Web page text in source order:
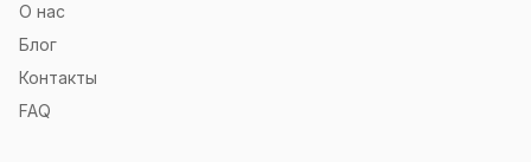
О нас
Блог
Контакты
FAQ